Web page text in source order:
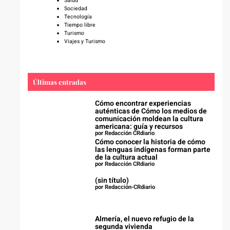
Sociedad
Tecnología
Tiempo libre
Turismo
Viajes y Turismo
Últimas entradas
Cómo encontrar experiencias
auténticas de Cómo los medios de
comunicación moldean la cultura
americana: guía y recursos
por Redacción CRdiario
Cómo conocer la historia de cómo
las lenguas indígenas forman parte
de la cultura actual
por Redacción CRdiario
(sin título)
por Redacción-CRdiario
Almería, el nuevo refugio de la
segunda vivienda